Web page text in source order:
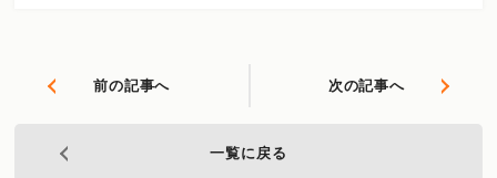
前の記事へ 次の記事へ
一覧に戻る